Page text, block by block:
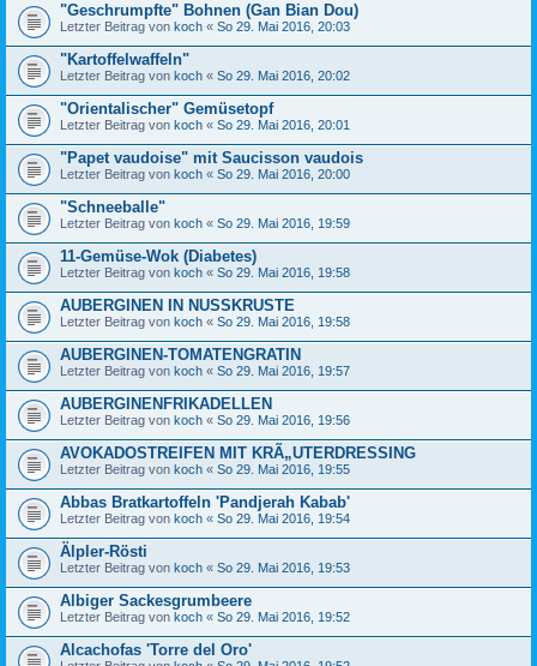
"Geschrumpfte" Bohnen (Gan Bian Dou)
Letzter Beitrag von koch « So 29. Mai 2016, 20:03
"Kartoffelwaffeln"
Letzter Beitrag von koch « So 29. Mai 2016, 20:02
"Orientalischer" Gemüsetopf
Letzter Beitrag von koch « So 29. Mai 2016, 20:01
"Papet vaudoise" mit Saucisson vaudois
Letzter Beitrag von koch « So 29. Mai 2016, 20:00
"Schneeballe"
Letzter Beitrag von koch « So 29. Mai 2016, 19:59
11-Gemüse-Wok (Diabetes)
Letzter Beitrag von koch « So 29. Mai 2016, 19:58
AUBERGINEN IN NUSSKRUSTE
Letzter Beitrag von koch « So 29. Mai 2016, 19:58
AUBERGINEN-TOMATENGRATIN
Letzter Beitrag von koch « So 29. Mai 2016, 19:57
AUBERGINENFRIKADELLEN
Letzter Beitrag von koch « So 29. Mai 2016, 19:56
AVOKADOSTREIFEN MIT KRÃ„UTERDRESSING
Letzter Beitrag von koch « So 29. Mai 2016, 19:55
Abbas Bratkartoffeln 'Pandjerah Kabab'
Letzter Beitrag von koch « So 29. Mai 2016, 19:54
Älpler-Rösti
Letzter Beitrag von koch « So 29. Mai 2016, 19:53
Albiger Sackesgrumbeere
Letzter Beitrag von koch « So 29. Mai 2016, 19:52
Alcachofas 'Torre del Oro'